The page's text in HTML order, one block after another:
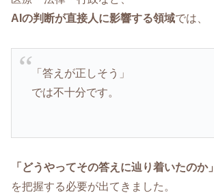
AIの判断が直接人に影響する領域では、
「答えが正しそう」
では不十分です。
「どうやってその答えに辿り着いたのか」
を把握する必要が出てきました。